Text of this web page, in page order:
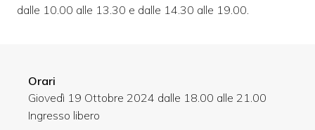
dalle 10.00 alle 13.30 e dalle 14.30 alle 19.00.
Orari
Giovedì 19 Ottobre 2024 dalle 18.00 alle 21.00
Ingresso libero